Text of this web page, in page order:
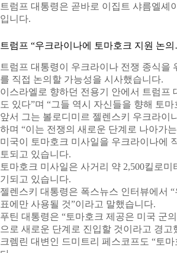
트럼프 대통령은 곧바로 이집트 샤름엘셰
입니다.
트럼프 “우크라이나에 토마호크 지원 논
트럼프 대통령이 우크라이나 전쟁 종식을
를 직접 논의할 가능성을 시사했습니다.
이스라엘로 향하던 전용기 안에서 트럼프
도 있다”며 “그들 역시 자신들을 향해 토
앞서 그는 볼로디미르 젤렌스키 우크라이
하며 “이는 전쟁의 새로운 단계로 나아가
미국이 토마호크 미사일을 우크라이나에
토되고 있습니다.
토마호크 미사일은 사거리 약 2,500킬로
기되고 있습니다.
젤렌스키 대통령은 폭스뉴스 인터뷰에서
표에만 사용될 것”이라고 말했습니다.
푸틴 대통령은 “토마호크 제공은 미국 군
으로 새로운 단계로 진입할 것이라고 경고
크렘린 대변인 드미트리 페스코프도 “토